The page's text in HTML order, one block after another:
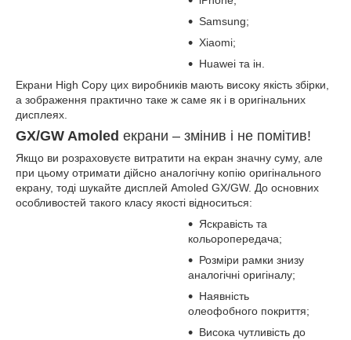
Samsung;
Xiaomi;
Huawei та ін.
Екрани High Copy цих виробників мають високу якість збірки,
а зображення практично таке ж саме як і в оригінальних
дисплеях.
GX/GW Amoled екрани – змінив і не помітив!
Якщо ви розраховуєте витратити на екран значну суму, але
при цьому отримати дійсно аналогічну копію оригінального
екрану, тоді шукайте дисплей Amoled GX/GW. До основних
особливостей такого класу якості відноситься:
Яскравість та
кольоропередача;
Розміри рамки знизу
аналогічні оригіналу;
Наявність
олеофобного покриття;
Висока чутливість до